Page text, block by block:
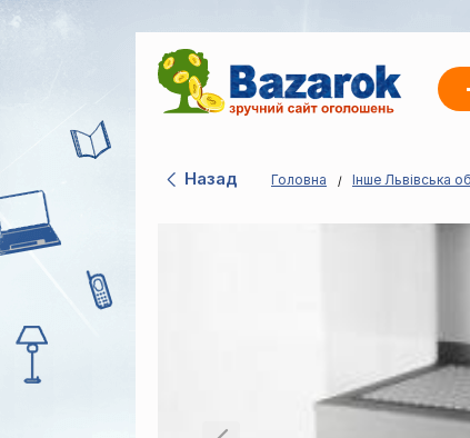
Назад Головна Інше Львівська